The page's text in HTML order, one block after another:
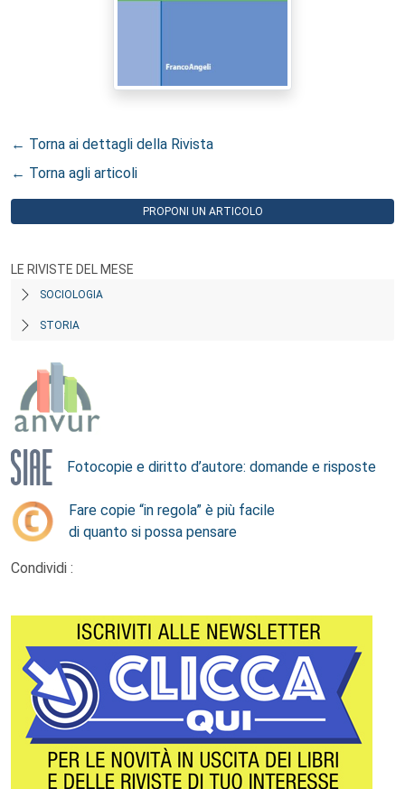
← Torna ai dettagli della Rivista
← Torna agli articoli
PROPONI UN ARTICOLO
LE RIVISTE DEL MESE
SOCIOLOGIA
STORIA
Fotocopie e diritto d’autore: domande e risposte
Fare copie “in regola” è più facile
di quanto si possa pensare
Condividi :